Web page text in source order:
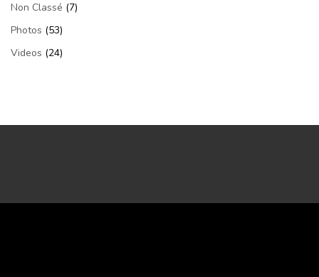
Non Classé (7)
Photos (53)
Videos (24)